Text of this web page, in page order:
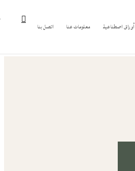
أوراق اصطناعية معلومات عنا اتصل بنا